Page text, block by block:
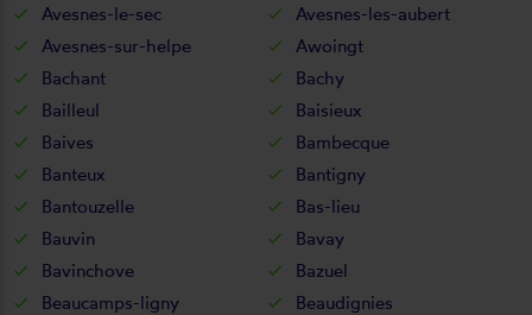
Avesnes-le-sec
Avesnes-les-aubert
Avesnes-sur-helpe
Awoingt
Bachant
Bachy
Bailleul
Baisieux
Baives
Bambecque
Banteux
Bantigny
Bantouzelle
Bas-lieu
Bauvin
Bavay
Bavinchove
Bazuel
Beaucamps-ligny
Beaudignies